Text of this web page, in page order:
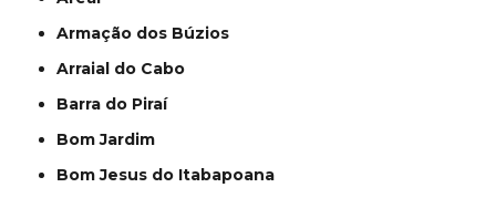
Armação dos Búzios
Arraial do Cabo
Barra do Piraí
Bom Jardim
Bom Jesus do Itabapoana